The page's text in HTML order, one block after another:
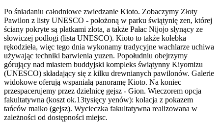
Po śniadaniu całodniowe zwiedzanie Kioto. Zobaczymy Złoty
Pawilon z listy UNESCO - położoną w parku świątynię zen, której
ściany pokryte są płatkami złota, a także Pałac Nijojo słynący ze
słowiczej podłogi (lista UNESCO). Kioto to także kolebka
rękodzieła, więc tego dnia wykonamy tradycyjne wachlarze uchiwa
używając techniki barwienia yuzen. Popołudniu obejrzymy
górujący nad miastem buddyjski kompleks świątynny Kiyomizu
(UNESCO) składający się z kilku drewnianych pawilonów. Galerie
widokowe oferują wspaniałą panoramę Kioto. Na koniec
przespacerujemy przez dzielnicę gejsz - Gion. Wieczorem opcja
fakultatywna (koszt ok.13tysięcy yenów): kolacja z pokazem
tańców maiko (gejsz). Wycieczka fakultatywna realizowana w
zależności od dostępności miejsc.